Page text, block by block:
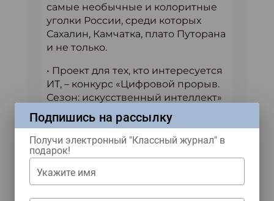
самые необычные и колоритные
уголки России, среди которых
Сахалин, Камчатка, плато Путорана
и не только.
• Проект для тех, кто интересуется
ИТ, – конкурс «Цифровой прорыв.
Сезон: искусственный интеллект»
основаны на реальных проблемах
конкретных компаний и ведомств,
а решения участников могут быть
практике.
Подпишись на рассылку
Получи электронный "Классный журнал" в
подарок!
Укажите имя